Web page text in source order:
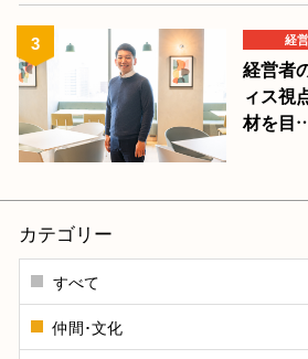
経
経営者
ィス視
材を目
カテゴリー
すべて
仲間･文化